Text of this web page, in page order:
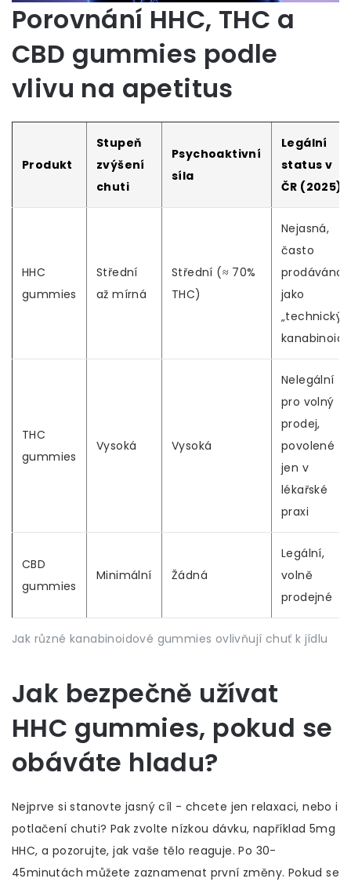
Porovnání HHC, THC a
CBD gummies podle
vlivu na apetitus
Jak různé kanabinoidové gummies ovlivňují chuť k jídlu
Produkt
Stupeň
zvýšení
chuti
Psychoaktivní
síla
Legální
status v
ČR (2025)
HHC
gummies
Střední
až mírná
Střední (≈ 70%
THC)
Nejasná,
často
prodáváno
jako
„technický“
kanabinoid
THC
gummies
Vysoká Vysoká
Nelegální
pro volný
prodej,
povolené
jen v
lékařské
praxi
CBD
gummies
Minimální Žádná
Legální,
volně
prodejné
Jak bezpečně užívat
HHC gummies, pokud se
obáváte hladu?
Nejprve si stanovte jasný cíl - chcete jen relaxaci, nebo i
potlačení chuti? Pak zvolte nízkou dávku, například 5mg
HHC, a pozorujte, jak vaše tělo reaguje. Po 30-
45minutách můžete zaznamenat první změny. Pokud se